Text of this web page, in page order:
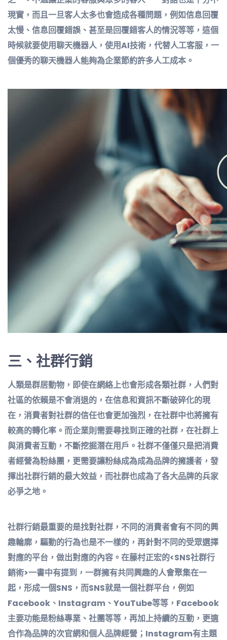
現實，而且一旦客人太多也會造成各種問題，例如信息回覆
太慢、信息回覆錯誤、甚至是回覆錯客人的情況等等，這個
時候就要使用聊天機器人，使用AI技術，代替人工客服，一
個優秀的聊天機器人能夠為企業節約許多人工成本。
三、 社群行銷
人類是群居動物，即使在網絡上也會形成各類社群，人們對
社區的依賴是不會消退的，在信息和資訊不斷破碎化的現
在，消費者對社群的信任也會更加強烈，在社群中也將擁有
較高的轉化率。而企業則需要尋找到正確的社群，在社群上
與消費者互動，不斷挖掘潛在用戶。社群不僅僅只是把消費
者經營為粉絲團，更需要讓粉絲成為成為品牌的擁護者，發
揮出社群行銷的最大效益，而社群也成為了各大品牌的兵家
必爭之地。
社群行銷最重要的是找對社群，不同的消費者會有不同的興
趣輪廓，驅動的行為也是不一樣的，再針對不同的受眾選擇
對應的平台，做出對應的內容。在藤村正宏的<SNS社群行
銷術>一書中有提到，一群擁有共同興趣的人會聚集在一
起，形成一個SNS，而SNS就是一個社群平台，例如
Facebook、Instagram、YouTube等等，Facebook
主要功能是粉絲專業、社團等等，再加上持續的互動，更適
合作為品牌的次官網和個人品牌經營；Instagram有主題